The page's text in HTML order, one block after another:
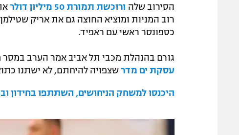
הסירוב שלה ורוכשת תמורת 50 מיליון דולר
רוב המניות ומוציא החוצה גם את אריק
כספונסר ראשי עם ראפיד.
גורם בהנהלת מכבי תל אביב אמר הערב
עסקת ים מדר שצפויה להיחתם, לא ישתנו
היכנסו למשחק הניחושים, השתתפו בחידון